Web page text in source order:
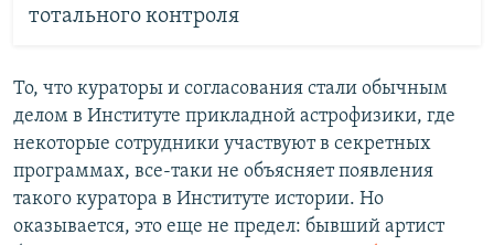
тотального контроля
То, что кураторы и согласования стали обычным
делом в Институте прикладной астрофизики, где
некоторые сотрудники участвуют в секретных
программах, все-таки не объясняет появления
такого куратора в Институте истории. Но
оказывается, это еще не предел: бывший артист